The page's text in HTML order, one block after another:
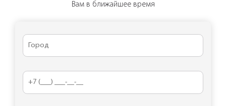
Вам в ближайшее время